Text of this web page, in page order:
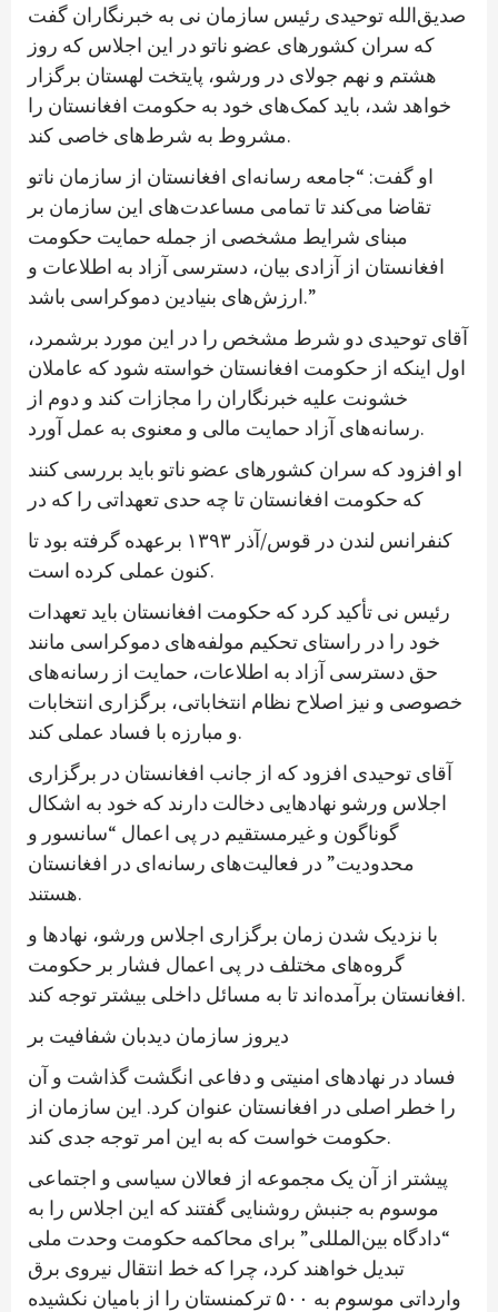
صدیق‌الله توحیدی رئیس سازمان نی به خبرنگاران گفت
که سران کشورهای عضو ناتو در این اجلاس که روز
هشتم و نهم جولای در ورشو، پایتخت لهستان برگزار
خواهد شد، باید کمک‌های خود به حکومت افغانستان را
مشروط به شرط‌های خاصی کند.
او گفت: “جامعه رسانه‌ای افغانستان از سازمان ناتو
تقاضا می‌کند تا تمامی مساعدت‌های این سازمان بر
مبنای شرایط مشخصی از جمله حمایت حکومت
افغانستان از آزادی بیان، دسترسی آزاد به اطلاعات و
ارزش‌های بنیادین دموکراسی باشد.”
آقای توحیدی دو شرط مشخص را در این مورد برشمرد،
اول اینکه از حکومت افغانستان خواسته شود که عاملان
خشونت علیه خبرنگاران را مجازات کند و دوم از
رسانه‌های آزاد حمایت مالی و معنوی به عمل آورد.
او افزود که سران کشورهای عضو ناتو باید بررسی کنند
که حکومت افغانستان تا چه حدی تعهداتی را که در
کنفرانس لندن در قوس/آذر ۱۳۹۳ برعهده گرفته بود تا
کنون عملی کرده است.
رئیس نی تأکید کرد که حکومت افغانستان باید تعهدات
خود را در راستای تحکیم مولفه‌های دموکراسی مانند
حق دسترسی آزاد به اطلاعات، حمایت از رسانه‌های
خصوصی و نیز اصلاح نظام انتخاباتی، برگزاری انتخابات
و مبارزه با فساد عملی کند.
آقای توحیدی افزود که از جانب افغانستان در برگزاری
اجلاس ورشو نهادهایی دخالت دارند که خود به اشکال
گوناگون و غیرمستقیم در پی اعمال “سانسور و
محدودیت” در فعالیت‌های رسانه‌ای در افغانستان
هستند.
با نزدیک شدن زمان برگزاری اجلاس ورشو، نهادها و
گروه‌های مختلف در پی اعمال فشار بر حکومت
افغانستان برآمده‌اند تا به مسائل داخلی بیشتر توجه کند.
دیروز سازمان دیدبان شفافیت بر
فساد در نهادهای امنیتی و دفاعی انگشت گذاشت و آن
را خطر اصلی در افغانستان عنوان کرد. این سازمان از
حکومت خواست که به این امر توجه جدی کند.
پیشتر از آن یک مجموعه از فعالان سیاسی و اجتماعی
موسوم به جنبش روشنایی گفتند که این اجلاس را به
“دادگاه بین‌المللی” برای محاکمه حکومت وحدت ملی
تبدیل خواهند کرد، چرا که خط انتقال نیروی برق
وارداتی موسوم به ۵۰۰ ترکمنستان را از بامیان نکشیده